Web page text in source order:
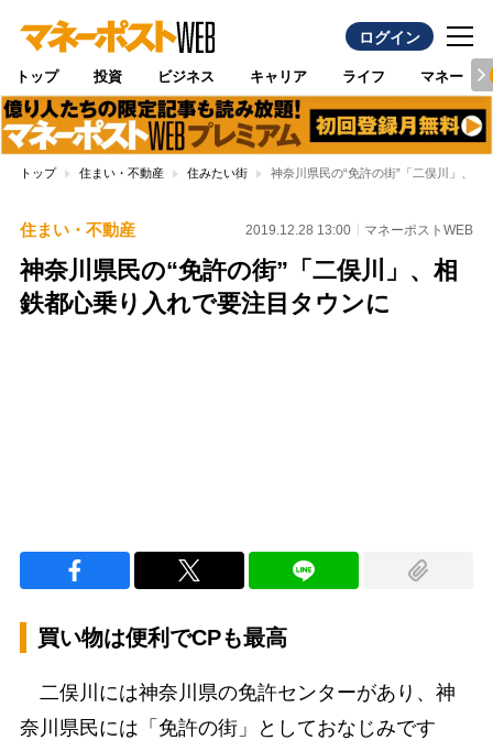
ログイン
トップ 投資 ビジネス キャリア ライフ マネー
トップ 住まい・不動産 住みたい街 神奈川県民の“免許の街”「二俣川」、
住まい・不動産 2019.12.28 13:00 マネーポストWEB
神奈川県民の“免許の街”「二俣川」、相
鉄都心乗り入れで要注目タウンに
買い物は便利でCPも最高
二俣川には神奈川県の免許センターがあり、神
奈川県民には「免許の街」としておなじみです